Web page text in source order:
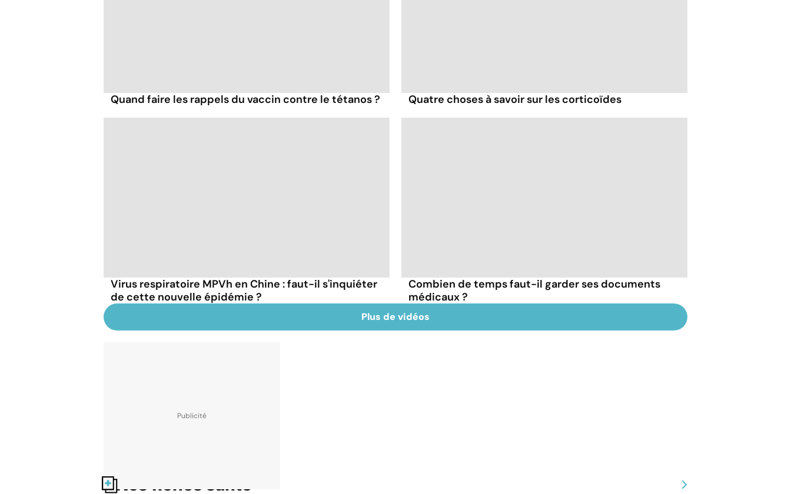
Quand faire les rappels du vaccin contre le tétanos ? Quatre choses à savoir sur les corticoïdes
Virus respiratoire MPVh en Chine : faut-il s'inquiéter
de cette nouvelle épidémie ?
Combien de temps faut-il garder ses documents
médicaux ?
Plus de vidéos
Nos fiches santé